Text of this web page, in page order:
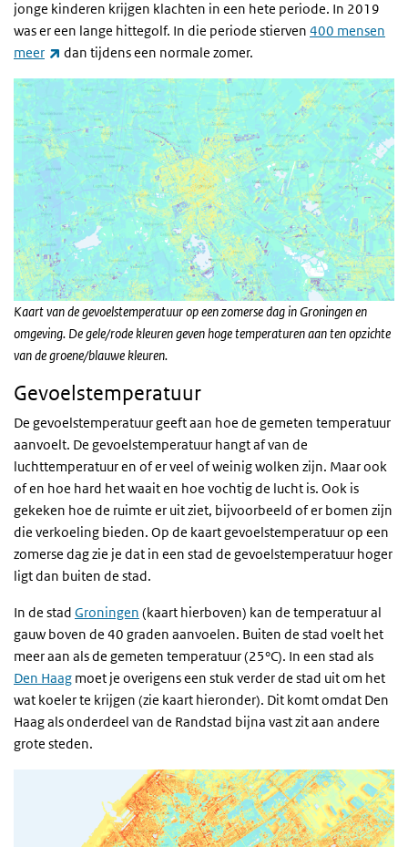
jonge kinderen krijgen klachten in een hete periode. In 2019
was er een lange hittegolf. In die periode stierven 400 mensen
meer
(externe link)
dan tijdens een normale zomer.
Kaart van de gevoelstemperatuur op een zomerse dag in Groningen en
omgeving. De gele/rode kleuren geven hoge temperaturen aan ten opzichte
van de groene/blauwe kleuren.
Gevoelstemperatuur
De gevoelstemperatuur geeft aan hoe de gemeten temperatuur
aanvoelt. De gevoelstemperatuur hangt af van de
luchttemperatuur en of er veel of weinig wolken zijn. Maar ook
of en hoe hard het waait en hoe vochtig de lucht is. Ook is
gekeken hoe de ruimte er uit ziet, bijvoorbeeld of er bomen zijn
die verkoeling bieden. Op de kaart gevoelstemperatuur op een
zomerse dag zie je dat in een stad de gevoelstemperatuur hoger
ligt dan buiten de stad.
In de stad Groningen (kaart hierboven) kan de temperatuur al
gauw boven de 40 graden aanvoelen. Buiten de stad voelt het
meer aan als de gemeten temperatuur (25°C). In een stad als
Den Haag moet je overigens een stuk verder de stad uit om het
wat koeler te krijgen (zie kaart hieronder). Dit komt omdat Den
Haag als onderdeel van de Randstad bijna vast zit aan andere
grote steden.